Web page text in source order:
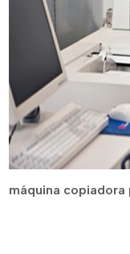
máquina copiadora